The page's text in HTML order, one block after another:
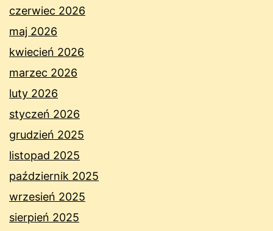
czerwiec 2026
maj 2026
kwiecień 2026
marzec 2026
luty 2026
styczeń 2026
grudzień 2025
listopad 2025
październik 2025
wrzesień 2025
sierpień 2025